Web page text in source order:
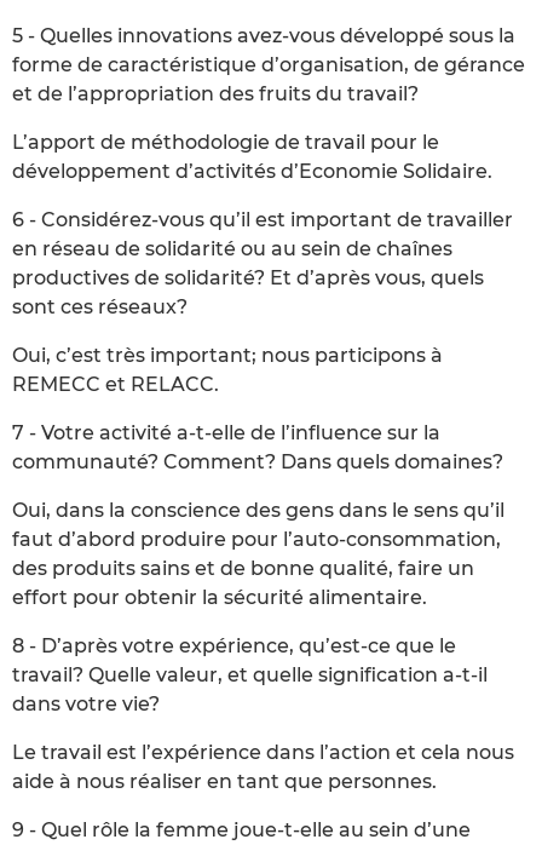
5 - Quelles innovations avez-vous développé sous la
forme de caractéristique d’organisation, de gérance
et de l’appropriation des fruits du travail?
L’apport de méthodologie de travail pour le
développement d’activités d’Economie Solidaire.
6 - Considérez-vous qu’il est important de travailler
en réseau de solidarité ou au sein de chaînes
productives de solidarité? Et d’après vous, quels
sont ces réseaux?
Oui, c’est très important; nous participons à
REMECC et RELACC.
7 - Votre activité a-t-elle de l’influence sur la
communauté? Comment? Dans quels domaines?
Oui, dans la conscience des gens dans le sens qu’il
faut d’abord produire pour l’auto-consommation,
des produits sains et de bonne qualité, faire un
effort pour obtenir la sécurité alimentaire.
8 - D’après votre expérience, qu’est-ce que le
travail? Quelle valeur, et quelle signification a-t-il
dans votre vie?
Le travail est l’expérience dans l’action et cela nous
aide à nous réaliser en tant que personnes.
9 - Quel rôle la femme joue-t-elle au sein d’une